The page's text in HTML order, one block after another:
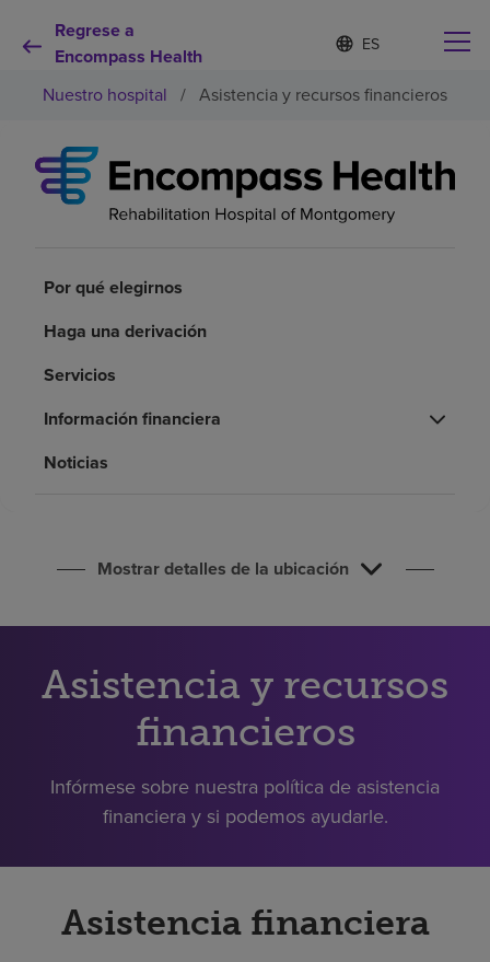
Regrese a
Encompass Health
Lista
de
idiomas
contraída
d
o
s
e
e
Por qué debe elegirnos
Recursos de salud
Empleos
Pagar mi factura
Nuestro hospital / Asistencia y recursos financieros
Por qué elegirnos
Haga una derivación
Servicios
Información financiera
Noticias
Mostrar detalles de la ubicación
Asistencia y recursos
financieros
Infórmese sobre nuestra política de asistencia
financiera y si podemos ayudarle.
Asistencia financiera